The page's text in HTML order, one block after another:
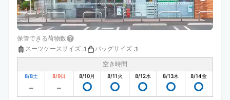
保管できる荷物数
スーツケースサイズ :1 バッグサイズ :1
空き時間
8/8土 8/9日 8/10月 8/11火 8/12水 8/13木 8/14金